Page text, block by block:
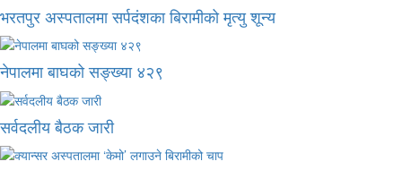
भरतपुर अस्पतालमा सर्पदंशका बिरामीको मृत्यु शून्य
नेपालमा बाघको सङ्ख्या ४२९
सर्वदलीय बैठक जारी